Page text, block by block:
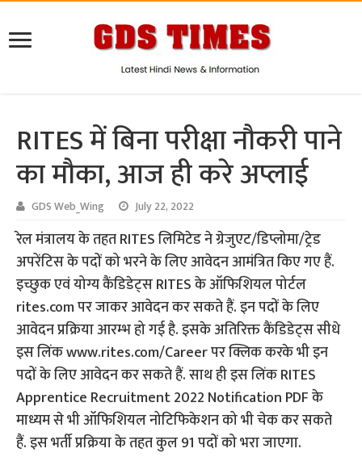
RITES में बिना परीक्षा नौकरी पाने
का मौका, आज ही करे अप्लाई
GDS Web_Wing July 22, 2022
रेल मंत्रालय के तहत RITES लिमिटेड ने ग्रेजुएट/डिप्लोमा/ट्रेड
अपरेंटिस के पदों को भरने के लिए आवेदन आमंत्रित किए गए हैं.
इच्छुक एवं योग्य कैंडिडेट्स RITES के ऑफिशियल पोर्टल
rites.com पर जाकर आवेदन कर सकते हैं. इन पदों के लिए
आवेदन प्रक्रिया आरम्भ हो गई है. इसके अतिरिक्त कैंडिडेट्स सीधे
इस लिंक www.rites.com/Career पर क्लिक करके भी इन
पदों के लिए आवेदन कर सकते हैं. साथ ही इस लिंक RITES
Apprentice Recruitment 2022 Notification PDF के
माध्यम से भी ऑफिशियल नोटिफिकेशन को भी चेक कर सकते
हैं. इस भर्ती प्रक्रिया के तहत कुल 91 पदों को भरा जाएगा.